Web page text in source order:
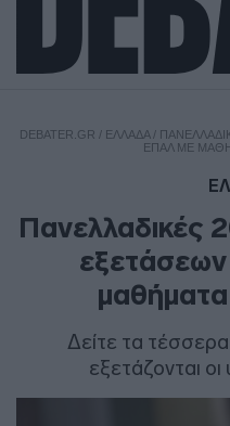
DEBATER.GR / ΕΛΛΑΔΑ/
ΕΠΑΛ ΜΕ
Πανελλαδικές
μαθήματα
Δείτε τα
εξετάζονται